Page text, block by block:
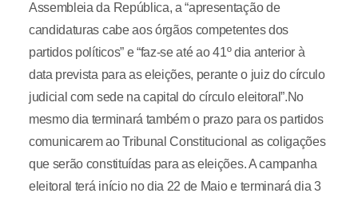
Assembleia da República, a “apresentação de
candidaturas cabe aos órgãos competentes dos
partidos políticos” e “faz-se até ao 41º dia anterior à
data prevista para as eleições, perante o juiz do círculo
judicial com sede na capital do círculo eleitoral”.No
mesmo dia terminará também o prazo para os partidos
comunicarem ao Tribunal Constitucional as coligações
que serão constituídas para as eleições. A campanha
eleitoral terá início no dia 22 de Maio e terminará dia 3